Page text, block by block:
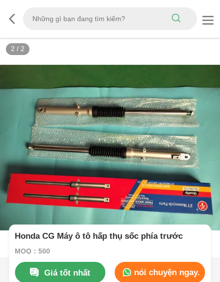
2 / 2
Honda CG Máy ô tô hấp thụ sốc phía trước
MOQ：500
Giá tốt nhất nói chuyện ngay.